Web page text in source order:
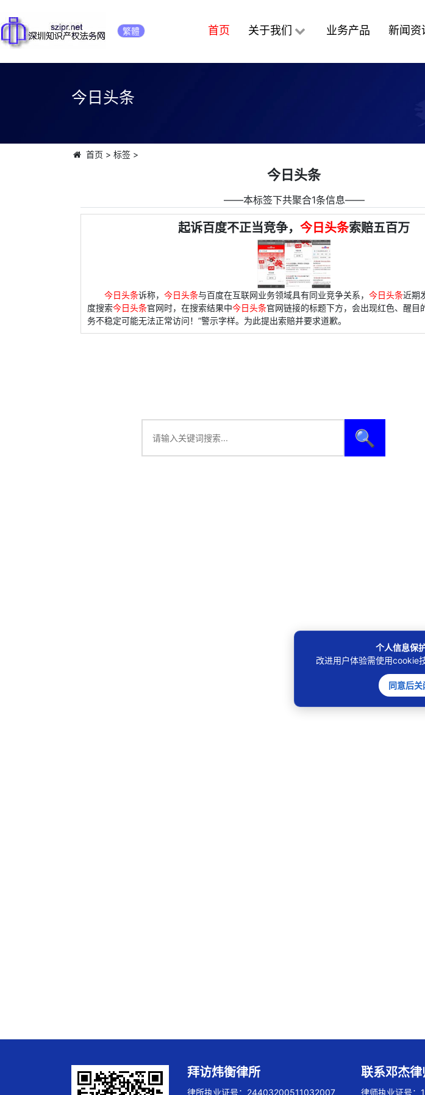
繁體 首页 关于我们 业务产品 新闻资
今日头条
首页 > 标签>
今日头条
――本标签下共聚合1条信息――
起诉百度不正当竞争， 今日头条索赔五百万
今日头条诉称， 今日头条与百度在互联网业务领域具有同业竞争关系， 今日头条近期
度搜索今日头条官网时，在搜索结果中今日头条官网链接的标题下方，会出现红色、醒目
务不稳定可能无法正常访问！”警示字样。为此提出索赔并要求道歉。
🔍
拜访炜衡律所
律所执业证号：24403200511032007
联系邓杰律
律师执业证号
个人信息保
改进用户体验需使用cookie
同意后关